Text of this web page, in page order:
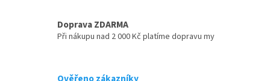
Doprava ZDARMA
Při nákupu nad 2 000 Kč platíme dopravu my